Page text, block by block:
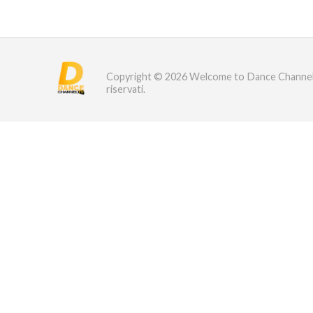
Copyright © 2026 Welcome to Dance
riservati.